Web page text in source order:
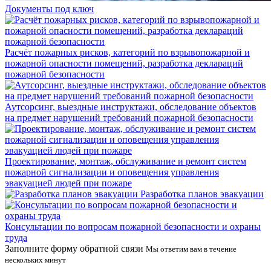
Документы под ключ
Расчёт пожарных рисков, категорий по взрывопожарной и
пожарной опасности помещений, разработка деклараций
пожарной безопасности
Аутсорсинг, выездные инструктажи, обследование объектов
на предмет нарушений требований пожарной безопасности
Проектирование, монтаж, обслуживание и ремонт систем
пожарной сигнализации и оповещения управления
эвакуацией людей при пожаре
Разработка планов эвакуации
Консультации по вопросам пожарной безопасности и охраны
труда
Заполните форму обратной связи Мы ответим вам в течение
нескольких минут